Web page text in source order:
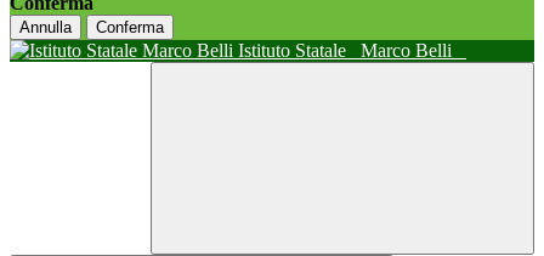
Annulla Conferma
Istituto Statale Marco Belli